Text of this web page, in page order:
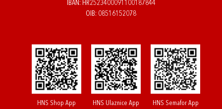
IBAN: HR2523400091100187844
OIB: 08516152078
HNS Shop App HNS Ulaznice App HNS Semafor App